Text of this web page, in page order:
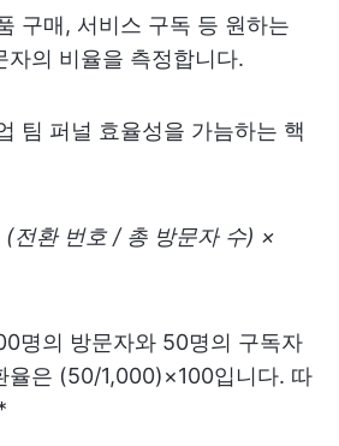
구매, 서비스 구독 등 원하는
자의 비율을 측정합니다.
팀 퍼널 효율성을 가늠하는 핵
전환 번호 / 총 방문자 수) ×
명의 방문자와 50명의 구독자
율은 (50/1,000)×100입니다. 따